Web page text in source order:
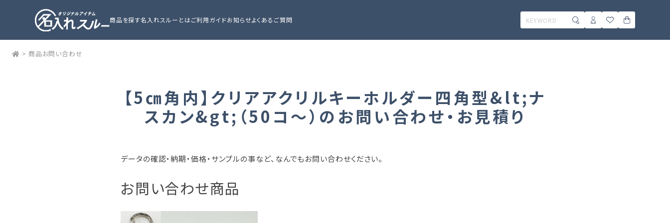
商品を探す名入れスルーとはご利用ガイドお知らせよくあるご質問
> 商品お問い合わせ
【5㎝角内】クリアアクリルキーホルダー四角型&lt;ナ
スカン&gt;（50コ～）のお問い合わせ・お見積り
データの確認・納期・価格・サンプルの事など、なんでもお問い合わせください。
お問い合わせ商品